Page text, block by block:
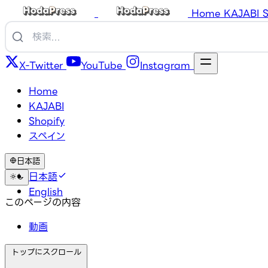
Home KAJABI
X-Twitter YouTube
Instagram
Home
KAJABI
Shopify
スペイン
日本語
日本語
English
このページの内容
動画
トップにスクロール